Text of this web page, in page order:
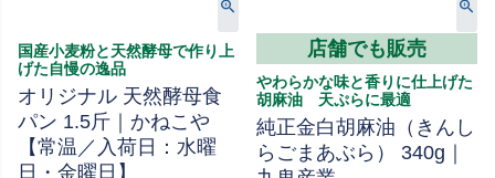
国産小麦粉と天然酵母で作り上
げた自慢の逸品
オリジナル 天然酵母食
パン 1.5斤｜かねこや
【常温／入荷日：水曜
日・金曜日】
店舗でも販売
やわらかな味と香りに仕上げた
胡麻油 天ぷらに最適
純正金白胡麻油（きんし
らごまあぶら） 340g｜